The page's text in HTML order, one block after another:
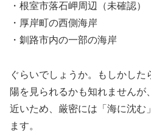
・根室市落石岬周辺（未確認）
・厚岸町の西側海岸
・釧路市内の一部の海岸
ぐらいでしょうか。もしかした
陽を見られるかも知れません
近いため、厳密には「海に沈む
ます。